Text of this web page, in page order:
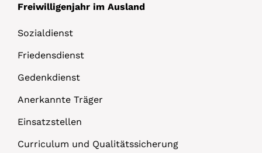
Freiwilligenjahr im Ausland
Sozialdienst
Friedensdienst
Gedenkdienst
Anerkannte Träger
Einsatzstellen
Curriculum und Qualitätssicherung